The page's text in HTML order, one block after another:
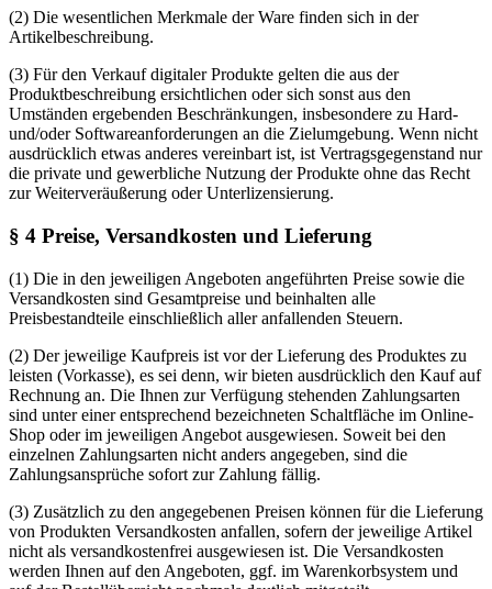
(2) Die wesentlichen Merkmale der Ware finden sich in der
Artikelbeschreibung.
(3) Für den Verkauf digitaler Produkte gelten die aus der
Produktbeschreibung ersichtlichen oder sich sonst aus den
Umständen ergebenden Beschränkungen, insbesondere zu Hard-
und/oder Softwareanforderungen an die Zielumgebung. Wenn nicht
ausdrücklich etwas anderes vereinbart ist, ist Vertragsgegenstand nur
die private und gewerbliche Nutzung der Produkte ohne das Recht
zur Weiterveräußerung oder Unterlizensierung.
§ 4 Preise, Versandkosten und Lieferung
(1) Die in den jeweiligen Angeboten angeführten Preise sowie die
Versandkosten sind Gesamtpreise und beinhalten alle
Preisbestandteile einschließlich aller anfallenden Steuern.
(2) Der jeweilige Kaufpreis ist vor der Lieferung des Produktes zu
leisten (Vorkasse), es sei denn, wir bieten ausdrücklich den Kauf auf
Rechnung an. Die Ihnen zur Verfügung stehenden Zahlungsarten
sind unter einer entsprechend bezeichneten Schaltfläche im Online-
Shop oder im jeweiligen Angebot ausgewiesen. Soweit bei den
einzelnen Zahlungsarten nicht anders angegeben, sind die
Zahlungsansprüche sofort zur Zahlung fällig.
(3) Zusätzlich zu den angegebenen Preisen können für die Lieferung
von Produkten Versandkosten anfallen, sofern der jeweilige Artikel
nicht als versandkostenfrei ausgewiesen ist. Die Versandkosten
werden Ihnen auf den Angeboten, ggf. im Warenkorbsystem und